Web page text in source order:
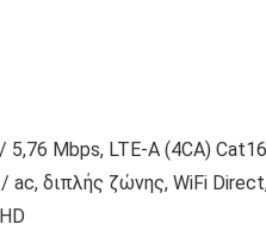
5,76 Mbps, LTE-A (4CA)
ac, διπλής ζώνης, WiFi